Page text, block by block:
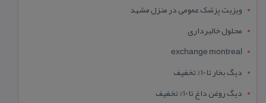
ویزیت پزشک عمومی در منزل مشهد
محلول خالبرداری
exchange montreal
دیگ بخار تا 10% تخفیف
دیگ روغن داغ تا 10% تخفیف